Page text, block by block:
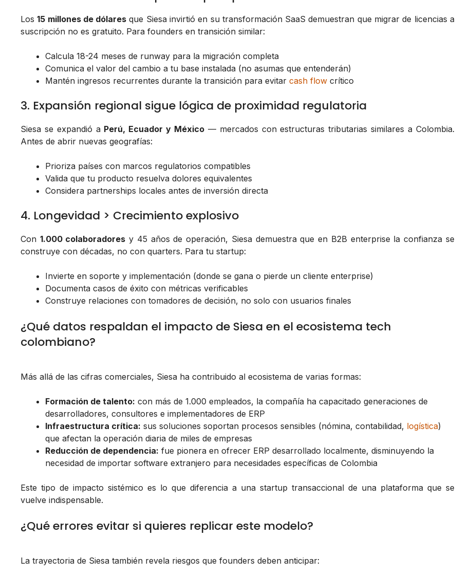
Los15 millones de dólares que Siesa invirtió en su transformación SaaS demuestran que migrar de licencias a
suscripción no es gratuito. Para founders en transición similar:
Calcula 18-24 meses de runway para la migración completa
Comunica el valor del cambio a tu base instalada (no asumas que entenderán)
Mantén ingresos recurrentes durante la transición para evitar cash flow crítico
3. Expansión regional sigue lógica de proximidad regulatoria
Siesa se expandió a Perú, Ecuador y México— mercados con estructuras tributarias similares a Colombia.
Antes de abrir nuevas geografías:
Prioriza países con marcos regulatorios compatibles
Valida que tu producto resuelva dolores equivalentes
Considera partnerships locales antes de inversión directa
4. Longevidad > Crecimiento explosivo
Con 1.000 colaboradores y 45 años de operación, Siesa demuestra que en B2B enterprise la confianza se
construye con décadas, no con quarters. Para tu startup:
Invierte en soporte y implementación (donde se gana o pierde un cliente enterprise)
Documenta casos de éxito con métricas verificables
Construye relaciones con tomadores de decisión, no solo con usuarios finales
¿Qué datos respaldan el impacto de Siesa en el ecosistema tech
colombiano?
Más allá de las cifras comerciales, Siesa ha contribuido al ecosistema de varias formas:
Formación de talento: con más de 1.000 empleados, la compañía ha capacitado generaciones de
desarrolladores, consultores e implementadores de ERP
Infraestructura crítica: sus soluciones soportan procesos sensibles (nómina, contabilidad, logística)
que afectan la operación diaria de miles de empresas
Reducción de dependencia: fue pionera en ofrecer ERP desarrollado localmente, disminuyendo la
necesidad de importar software extranjero para necesidades específicas de Colombia
Este tipo de impacto sistémico es lo que diferencia a una startup transaccional de una plataforma que se
vuelve indispensable.
¿Qué errores evitar si quieres replicar este modelo?
La trayectoria de Siesa también revela riesgos que founders deben anticipar: